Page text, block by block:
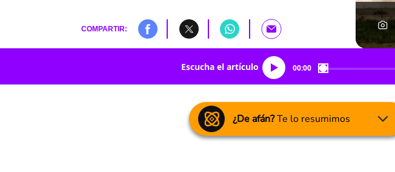
COMPARTIR:
Escucha el artículo 00:00
¿De afán?Te lo resumimos